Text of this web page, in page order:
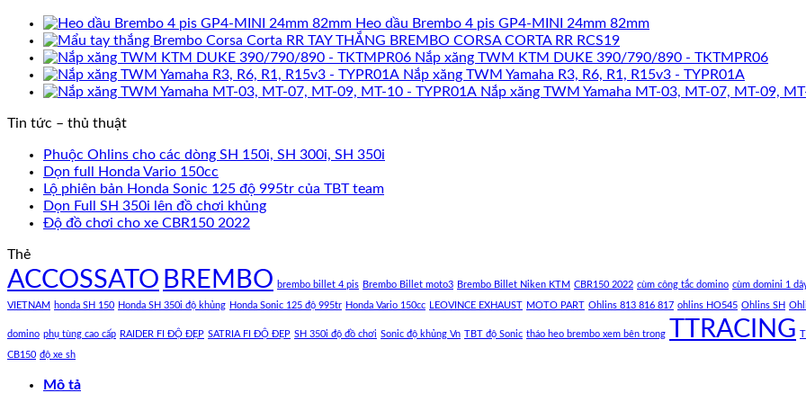
Heo dầu Brembo 4 pis GP4-MINI 24mm 82mm
TAY THẮNG BREMBO CORSA CORTA RR RCS19
Nắp xăng TWM KTM DUKE 390/790/890 - TKTMPR06
Nắp xăng TWM Yamaha R3, R6, R1, R15v3 - TYPR01A
Nắp xăng TWM Yamaha MT-03, MT-07, MT-09,
Tin tức – thủ thuật
Phuộc Ohlins cho các dòng SH 150i, SH 300i, SH 350i
Dọn full Honda Vario 150cc
Lộ phiên bản Honda Sonic 125 độ 995tr của TBT team
Dọn Full SH 350i lên đồ chơi khủng
Độ đồ chơi cho xe CBR150 2022
Thẻ
ACCOSSATO BREMBO brembo billet 4 pis Brembo Billet moto3 Brembo Billet Niken KTM CBR150 2022 cùm công tắc domino cùm domini 1
VIETNAM honda SH 150 Honda SH 350i độ khủng Honda Sonic 125 độ 995tr Honda Vario 150cc LEOVINCE EXHAUST MOTO PART Ohlins 813 816 817 ohlins HO545 Ohlins SH
domino phụ tùng cao cấp RAIDER FI ĐỘ ĐẸP SATRIA FI ĐỘ ĐẸP SH 350i độ đồ chơi Sonic độ khủng Vn TBT độ Sonic tháo heo brembo xem bên trong TTRACING
CB150 độ xe sh
Mô tả